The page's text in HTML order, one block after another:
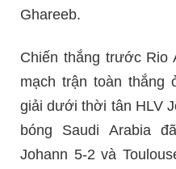
Ghareeb.
Chiến thắng trước Rio
mạch trận toàn thắng
giải dưới thời tân HLV
bóng Saudi Arabia
Johann 5-2 và